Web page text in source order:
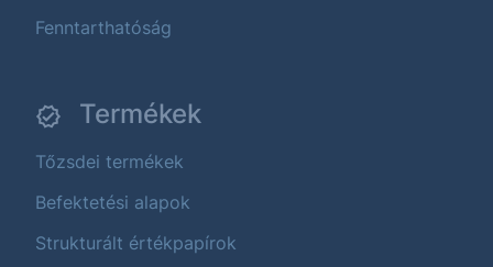
Fenntarthatóság
Termékek
Tőzsdei termékek
Befektetési alapok
Strukturált értékpapírok